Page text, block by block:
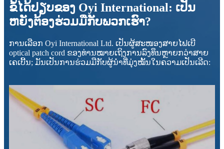
ຂໍ້ໄດ້ປຽບຂອງ Oyi International: ເປັນ
ຫຍັງຕ້ອງຮ່ວມມືກັບພວກເຮົາ?
ການເລືອກ Oyi International Ltd. ເປັນຜູ້ສະໜອງສາຍໄຟເບີ
optical patch cord ຂອງທ່ານໝາຍເຖິງການລົງທຶນຫຼາຍກວ່າສາຍ
ເຄເບີ້ນ; ມັນເປັນການຮ່ວມມືກັບຜູ້ນໍາທີ່ມຸ່ງໝັ້ນໃນຄວາມເປັນເລີດ: